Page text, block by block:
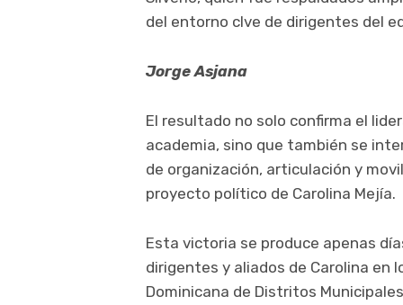
del entorno clve de dirigentes del
Jorge Asjana
El resultado no solo confirma el
academia, sino que también se
de organización, articulación y
proyecto político de Carolina Mejía.
Esta victoria se produce apenas
dirigentes y aliados de Carolina en
Dominicana de Distritos